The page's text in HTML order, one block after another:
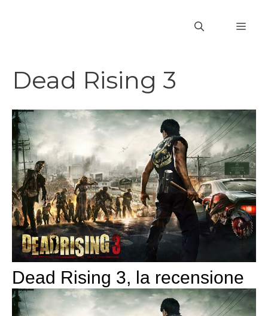
Dead Rising 3
Dead Rising 3, la recensione